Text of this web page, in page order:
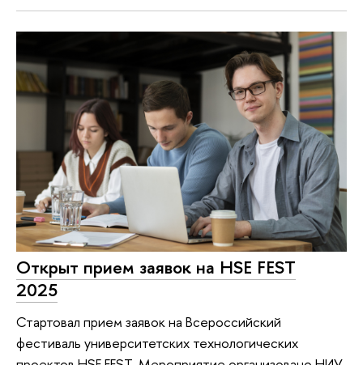
Открыт прием заявок на HSE FEST
2025
Стартовал прием заявок на Всероссийский
фестиваль университетских технологических